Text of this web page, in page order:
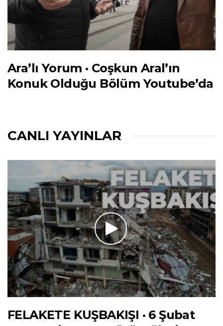
Ara’lı Yorum · Coşkun Aral’ın
Konuk Olduğu Bölüm Youtube’da
CANLI YAYINLAR
FELAKETE KUŞBAKIŞI · 6 Şubat